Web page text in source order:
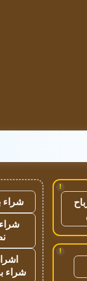
!
!
شراء
شراء